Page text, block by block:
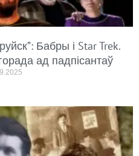
Бабры і Star Trek.
ад падпісантаў